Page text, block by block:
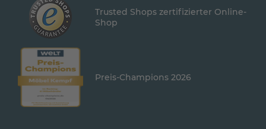
Trusted Shops zertifizierter Online-
Shop
Preis-Champions 2026